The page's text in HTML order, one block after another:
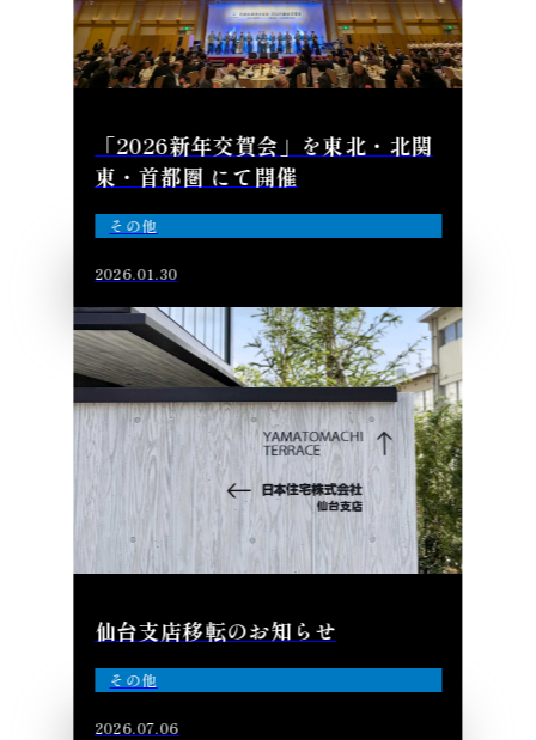
「2026新年交賀会」を東北・北関
東・首都圏 にて開催
その他
2026.01.30
仙台支店移転のお知らせ
その他
2026.07.06